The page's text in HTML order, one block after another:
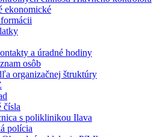
ekonomické
a úradné hodiny
osôb
organizačnej štruktúry
čísla
s poliklinikou Ilava
polícia